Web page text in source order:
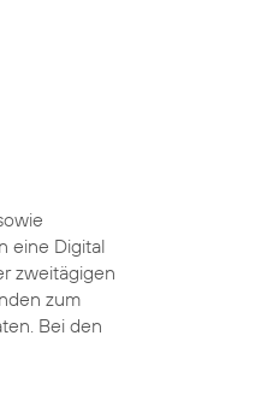
eine Digital
zweitägigen
zum
Bei den